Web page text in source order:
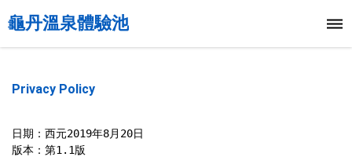
龜丹溫泉體驗池
Privacy Policy
日期：西元2019年8月20日
版本：第1.1版